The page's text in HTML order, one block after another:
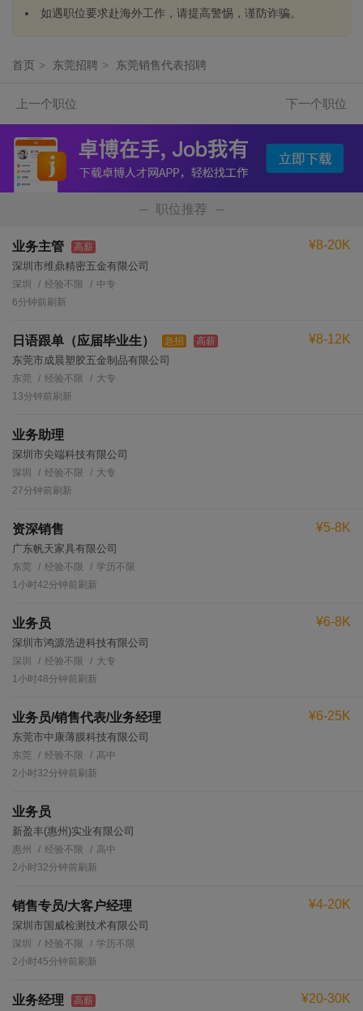
如遇职位要求赴海外工作，请提高警惕，谨防诈骗。
首页 > 东莞招聘 > 东莞销售代表招聘
上一个职位 下一个职位
职位推荐
业务主管 高薪
深圳市维鼎精密五金有限公司
¥8-20K
深圳 经验不限
中专
6分钟前刷新
日语跟单（应届毕业生） 急招 高薪
东莞市成晨塑胶五金制品有限公司
¥8-12K
东莞 经验不限
大专
13分钟前刷新
业务助理
深圳市尖端科技有限公司
深圳 经验不限
大专
27分钟前刷新
资深销售
广东帆天家具有限公司
¥5-8K
东莞 经验不限
学历不限
1小时42分钟前刷新
业务员
深圳市鸿源浩进科技有限公司
¥6-8K
深圳 经验不限
大专
1小时48分钟前刷新
业务员/销售代表/业务经理
东莞市中康薄膜科技有限公司
¥6-25K
东莞 经验不限
高中
2小时32分钟前刷新
业务员
新盈丰(惠州)实业有限公司
惠州 经验不限
高中
2小时32分钟前刷新
销售专员/大客户经理
深圳市国威检测技术有限公司
¥4-20K
深圳 经验不限
学历不限
2小时45分钟前刷新
业务经理 高薪 ¥20-30K